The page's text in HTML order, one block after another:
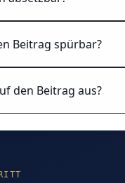
Beitrag spürbar?
den Beitrag aus?